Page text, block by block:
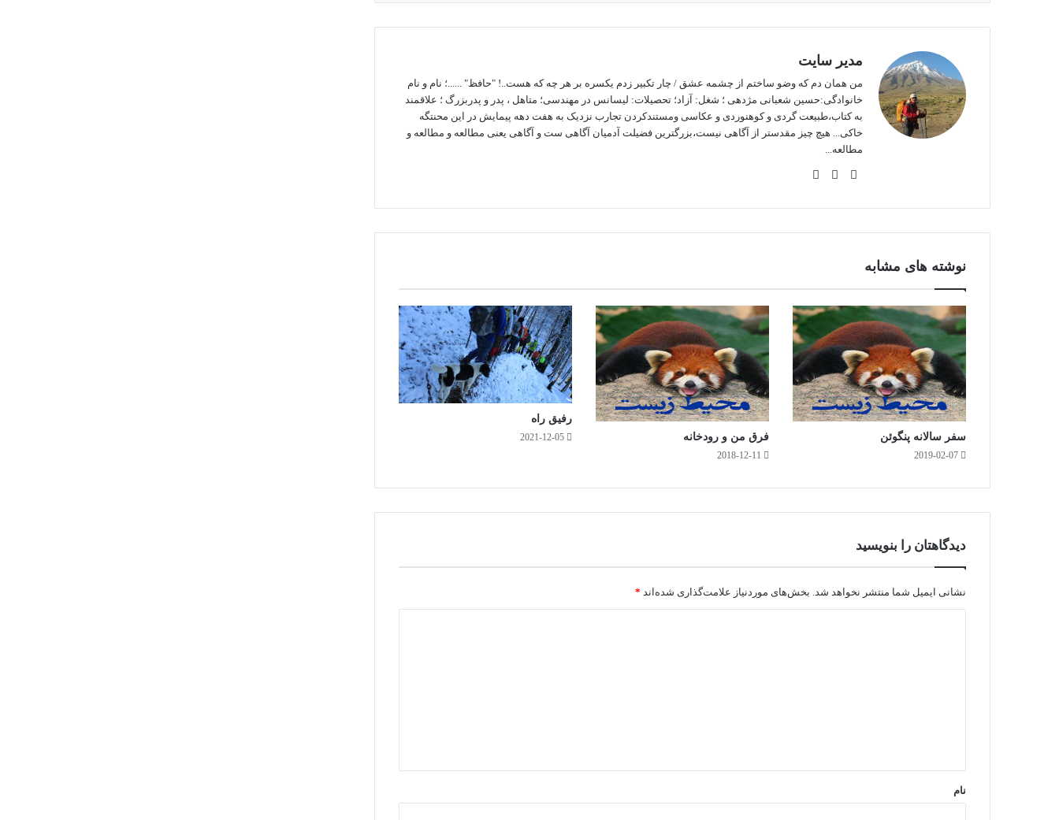
مدیر سایت
من همان دم که وضو ساختم از چشمه عشق / چار تکبیر زدم یکسره بر هر چه که هست..! "حافظ" ......؛ نام و نام
خانوادگی:حسین شعبانی مژدهی ؛ شغل: آزاد؛ تحصیلات: لیسانس در مهندسی؛ متاهل ، پدر و پدربزرگ ؛ علاقمند
به کتاب،طبیعت گردی و کوهنوردی و عکاسی ومستندکردن تجارب نزدیک به هفت دهه پیمایش در این محنتگه
خاکی... هیچ چیز مقدستر از آگاهی نیست،بزرگترین فضیلت آدمیان آگاهی ست و آگاهی یعنی مطالعه و مطالعه و
مطالعه...
وبس
فی
وک گرا
م
نوشته های مشابه
سفر سالانه پنگوئن
2019-02-07
فرق من و رودخانه
2018-12-11
رفیق راه
2021-12-05
دیدگاهتان را بنویسید
نشانی ایمیل شما منتشر نخواهد شد. بخش‌های موردنیاز علامت‌گذاری شده‌اند *
نام